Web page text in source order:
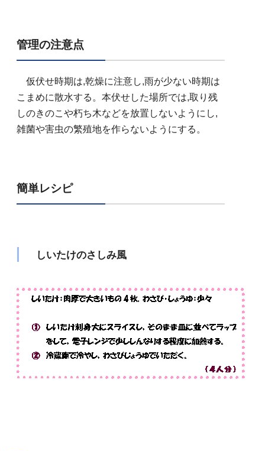
管理の注意点
仮伏せ時期は,乾燥に注意し,雨が少ない時期は
こまめに散水する。本伏せした場所では,取り残
しのきのこや朽ち木などを放置しないようにし,
雑菌や害虫の繁殖地を作らないようにする。
簡単レシピ
しいたけのさしみ風